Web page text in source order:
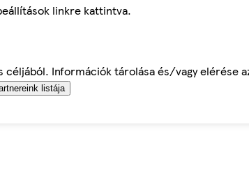
linkre kattintva.
céljából. Információk tárolása és/vagy
listája